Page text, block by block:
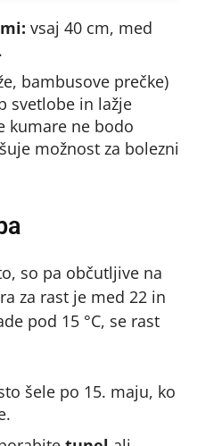
vsaj 40 cm, med
bambusove prečke)
svetlobe in lažje
kumare ne bodo
možnost za bolezni
so pa občutljive na
za rast je med 22 in
pod 15 °C, se rast
šele po 15. maju, ko